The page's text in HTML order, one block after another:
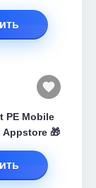
PE Mobile
Appstore 🎁